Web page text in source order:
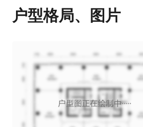
户型格局、图片